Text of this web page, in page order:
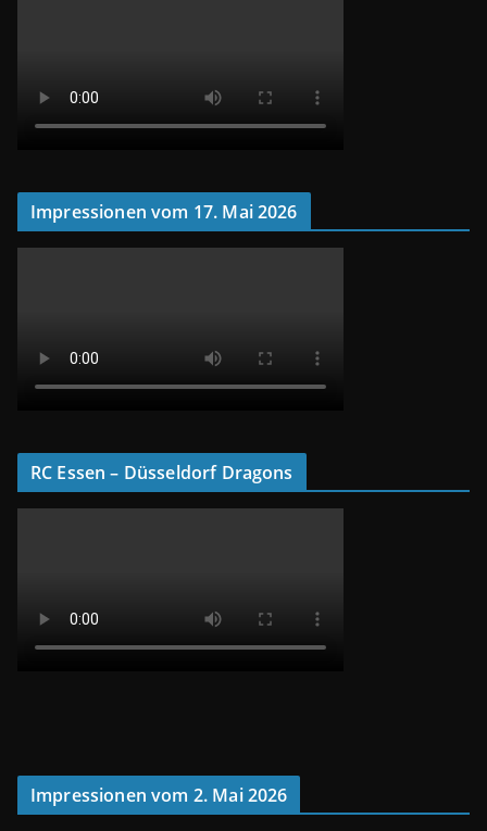
Impressionen vom 17. Mai 2026
RC Essen – Düsseldorf Dragons
Impressionen vom 2. Mai 2026